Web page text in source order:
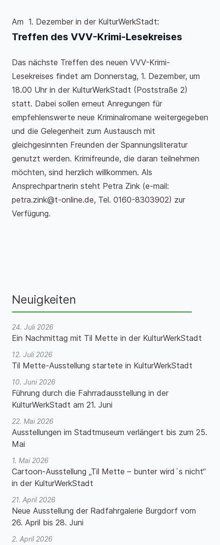
Am 1. Dezember in der KulturWerkStadt:
Treffen des VVV-Krimi-Lesekreises
Das nächste Treffen des neuen VVV-Krimi-
Lesekreises findet am Donnerstag, 1. Dezember, um
18.00 Uhr in der KulturWerkStadt (Poststraße 2)
statt. Dabei sollen erneut Anregungen für
empfehlenswerte neue Kriminalromane weitergegeben
und die Gelegenheit zum Austausch mit
gleichgesinnten Freunden der Spannungsliteratur
genutzt werden. Krimifreunde, die daran teilnehmen
möchten, sind herzlich willkommen. Als
Ansprechpartnerin steht Petra Zink (e-mail:
petra.zink@t-online.de, Tel. 0160-8303902) zur
Verfügung.
Neuigkeiten
24. Juli 2026
Ein Nachmittag mit Til Mette in der KulturWerkStadt
12. Juli 2026
Til Mette-Ausstellung startete in KulturWerkStadt
10. Juni 2026
Führung durch die Fahrradausstellung in der
KulturWerkStadt am 21. Juni
22. Mai 2026
Ausstellungen im Stadtmuseum verlängert bis zum 25.
Mai
1. Mai 2026
Cartoon-Ausstellung „Til Mette – bunter wird´s nicht“
in der KulturWerkStadt
21. April 2026
Neue Ausstellung der Radfahrgalerie Burgdorf vom
26. April bis 28. Juni
2. April 2026